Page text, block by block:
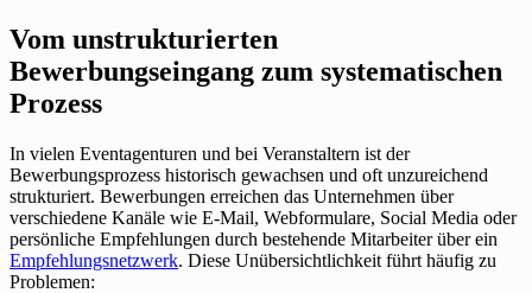
Vom unstrukturierten
Bewerbungseingang zum systematischen
Prozess
In vielen Eventagenturen und bei Veranstaltern ist der
Bewerbungsprozess historisch gewachsen und oft unzureichend
strukturiert. Bewerbungen erreichen das Unternehmen über
verschiedene Kanäle wie E-Mail, Webformulare, Social Media oder
persönliche Empfehlungen durch bestehende Mitarbeiter über ein
Empfehlungsnetzwerk. Diese Unübersichtlichkeit führt häufig zu
Problemen: